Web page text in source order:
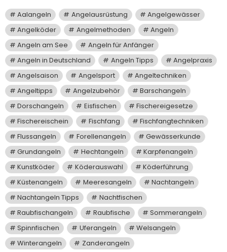
Aalangeln Angelausrüstung
Angelgewässer
Angelköder
Angelmethoden
Angeln
Angeln am See
Angeln für Anfänger
Angeln in Deutschland
Angeln Tipps
Angelpraxis
Angelsaison
Angelsport
Angeltechniken
Angeltipps
Angelzubehör
Barschangeln
Dorschangeln
Eisfischen
Fischereigesetze
Fischereischein
Fischfang
Fischfangtechniken
Flussangeln
Forellenangeln
Gewässerkunde
Grundangeln
Hechtangeln
Karpfenangeln
Kunstköder
Köderauswahl
Köderführung
Küstenangeln
Meeresangeln
Nachtangeln
Nachtangeln Tipps
Nachtfischen
Raubfischangeln
Raubfische
Sommerangeln
Spinnfischen
Uferangeln
Welsangeln
Winterangeln
Zanderangeln